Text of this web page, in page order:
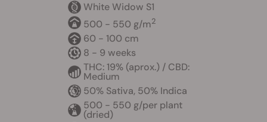
White Widow S1
500 - 550 g/m2
60 - 100 cm
8 - 9 weeks
THC: 19% (aprox.) / CBD:
Medium
50% Sativa, 50% Indica
500 - 550 g/per plant
(dried)